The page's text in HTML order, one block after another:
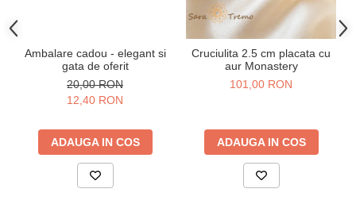
Ambalare cadou - elegant si
gata de oferit
20,00 RON
12,40 RON
ADAUGA IN COS
Cruciulita 2.5 cm placata cu
aur Monastery
101,00 RON
ADAUGA IN COS